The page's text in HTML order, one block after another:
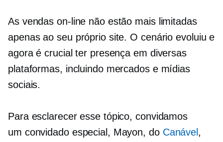
As vendas on-line não estão mais limitadas
apenas ao seu próprio site. O cenário evoluiu e
agora é crucial ter presença em diversas
plataformas, incluindo mercados e mídias
sociais.
Para esclarecer esse tópico, convidamos
um convidado especial, Mayon, do Canável ,